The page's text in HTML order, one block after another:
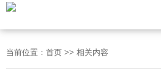
当前位置： 首页 >> 相关内容